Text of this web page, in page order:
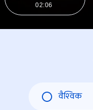
02:06
वैश्विक